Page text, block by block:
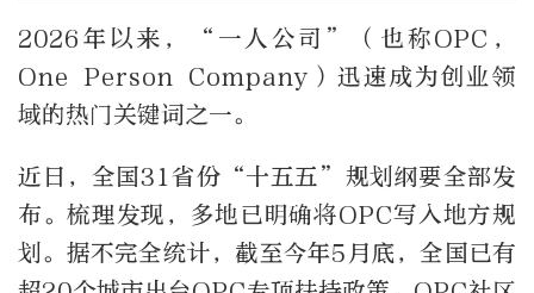
2026年以来，“一人公司”（也称OPC，
One Person Company）迅速成为创业领
域的热门关键词之一。
近日，全国31省份“十五五”规划纲要全部发
布。梳理发现，多地已明确将OPC写入地方规
划。据不完全统计，截至今年5月底，全国已有